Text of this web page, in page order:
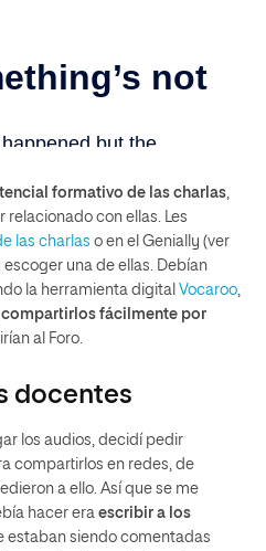
formativo de las charlas,
con ellas. Les
las charlas o en el Genially (ver
una de ellas. Debían
la herramienta digital Vocaroo,
fácilmente por
al Foro.
docentes
los audios, decidí pedir
compartirlos en redes, de
a ello. Así que se me
hacer era escribir a los
estaban siendo comentadas